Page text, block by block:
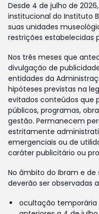
Desde 4 de julho de
institucional do Instituto
suas unidades
restrições estabelecidas
Nos três meses que
divulgação de
entidades da
hipóteses previstas na
evitados conteúdos que
públicos, programas,
gestão. Permanecem
estritamente
emergenciais ou de
caráter publicitário ou
No âmbito do Ibram e de
deverão ser observadas
ocultação temporária